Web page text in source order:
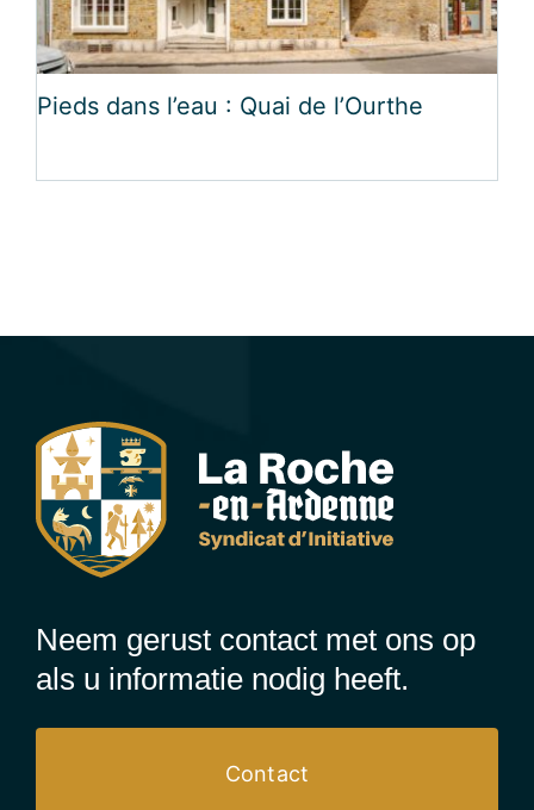
Pieds dans l’eau : Quai de l’Ourthe
Neem gerust contact met ons op
als u informatie nodig heeft.
Contact